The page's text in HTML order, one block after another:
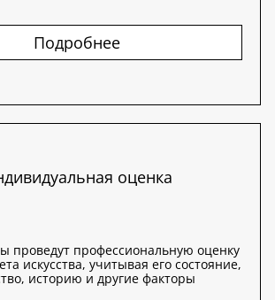
Подробнее
оценка
проведут профессиональную оценку
искусства, учитывая его состояние,
историю и другие факторы